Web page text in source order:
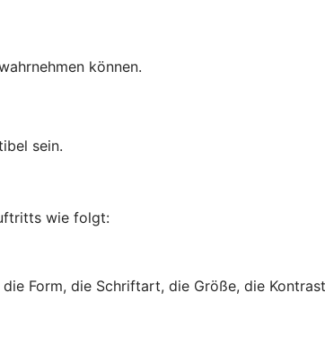
können.
sein.
wie folgt:
Form, die Schriftart, die Größe, die